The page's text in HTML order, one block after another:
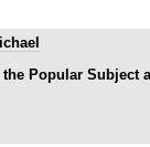
Popular Subject